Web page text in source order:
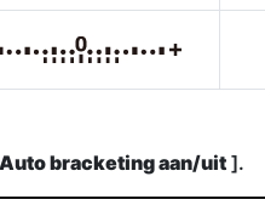
Auto bracketing aan/uit ].